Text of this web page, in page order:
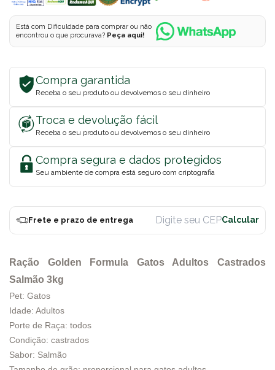
Está com Dificuldade para comprar ou não
encontrou o que procurava? Peça aqui!
Compra garantida
Receba o seu produto ou devolvemos o seu dinheiro
Troca e devolução fácil
Receba o seu produto ou devolvemos o seu dinheiro
Compra segura e dados protegidos
Seu ambiente de compra está seguro com criptografia
Frete e prazo de entrega
Ração Golden Formula Gatos Adultos Castrados
Salmão 3kg
Pet: Gatos
Idade: Adultos
Porte de Raça: todos
Condição: castrados
Sabor: Salmão